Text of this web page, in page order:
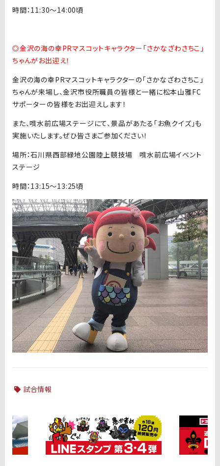
時間：11:30～14:00頃
◎金沢の海の幸PRマスコットキャラクター「さかなざわさちこ」
ちゃんがお出迎え！
金沢の海の幸PRマスコットキャラクターの「さかなざわさちこ」
ちゃんが来場し、金沢市役所職員の皆様と一緒に松本山雅FC
サポーターの皆様をお出迎えします！
また、噴水前広場ステージにて、景品があたる「お魚クイズ」も
実施いたします。ぜひ皆さまご参加ください！
場所：石川県西部緑地公園陸上競技場 噴水前広場イベント
ステージ
時間：13:15～13:25頃
試合情報